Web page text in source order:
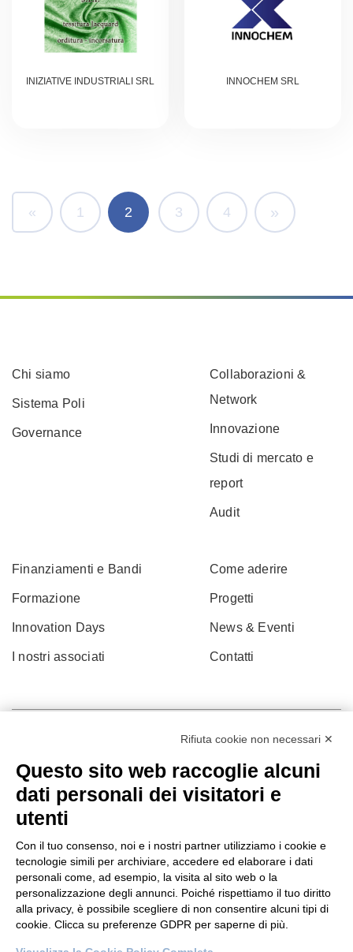
INIZIATIVE INDUSTRIALI SRL INNOCHEM SRL
Navigazione degli articoli
« 1 2 3 4 »
Chi siamo
Sistema Poli
Governance
Collaborazioni &
Network
Innovazione
Studi di mercato e
report
Audit
Finanziamenti e Bandi
Formazione
Innovation Days
I nostri associati
Come aderire
Progetti
News & Eventi
Contatti
© 2022 Po.in.tex
Città Studi – C.so Pella 2b – 13900 Biella (BI)
Rifiuta cookie non necessari ✕
Questo sito web raccoglie alcuni
dati personali dei visitatori e
utenti
Con il tuo consenso, noi e i nostri partner utilizziamo i cookie e
tecnologie simili per archiviare, accedere ed elaborare i dati
personali come, ad esempio, la visita al sito web o la
personalizzazione degli annunci. Poiché rispettiamo il tuo diritto
alla privacy, è possibile scegliere di non consentire alcuni tipi di
cookie. Clicca su preferenze GDPR per saperne di più.